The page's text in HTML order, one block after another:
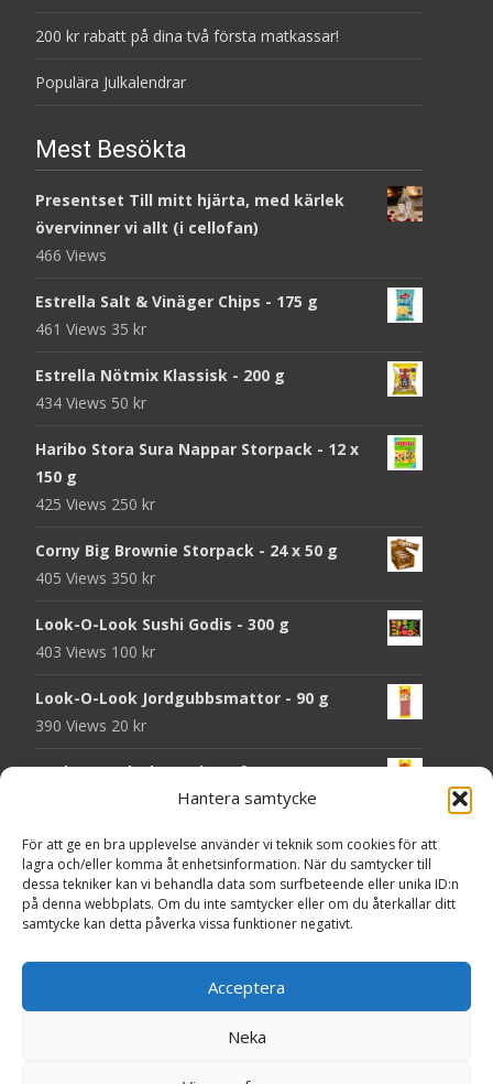
Hantera samtycke
För att ge en bra upplevelse använder vi teknik som cookies för att
lagra och/eller komma åt enhetsinformation. När du samtycker till
dessa tekniker kan vi behandla data som surfbeteende eller unika ID:n
på denna webbplats. Om du inte samtycker eller om du återkallar ditt
samtycke kan detta påverka vissa funktioner negativt.
Acceptera
Neka
200 kr rabatt på dina två första matkassar!
Populära Julkalendrar
Mest Besökta
Presentset Till mitt hjärta, med kärlek
övervinner vi allt (i cellofan)
466 Views
Estrella Salt & Vinäger Chips - 175 g
461 Views 35 kr
Estrella Nötmix Klassisk - 200 g
434 Views 50 kr
Haribo Stora Sura Nappar Storpack - 12 x
150 g
425 Views 250 kr
Corny Big Brownie Storpack - 24 x 50 g
405 Views 350 kr
Look-O-Look Sushi Godis - 300 g
403 Views 100 kr
Look-O-Look Jordgubbsmattor - 90 g
390 Views 20 kr
Look-O-Look Flygande Tefat - 20 g
Haribo Starmix - 170 g
380 Views 25kr
Godsaker "Till mitt hjärta" - Majas lyktor/